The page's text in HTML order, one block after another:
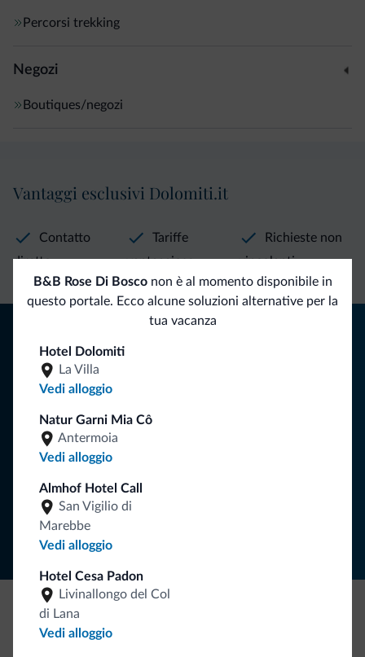
Percorsi trekking
Negozi
Boutiques/negozi
B&B Rose Di Bosconon è al momento disponibile in
questo portale. Ecco alcune soluzioni alternative per la
tua vacanza
Hotel Dolomiti
La Villa
Vedi alloggio
Natur Garni Mia Cô
Antermoia
Vedi alloggio
Almhof Hotel Call
San Vigilio di
Marebbe
Vedi alloggio
Hotel Cesa Padon
Livinallongo del Col
di Lana
Vedi alloggio
Vantaggi esclusivi Dolomiti.it
Contatto
diretto
Tariffe
vantaggiose
Richieste non
vincolanti
Segui Dolomiti.it
Consigli dalle Dolomiti
Riceverai informazioni, offerte esclusive e news per la tua
Be Original, scopri la nuova collezione